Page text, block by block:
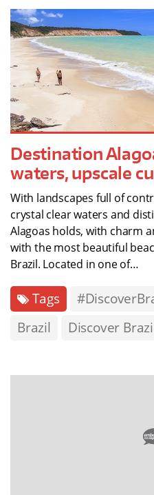
Destination
waters, upscale
With landscapes full of
crystal clear waters and
Alagoas holds, with charm
with the most beautiful
Brazil. Located in one of…
Tags
Brazil
Discover